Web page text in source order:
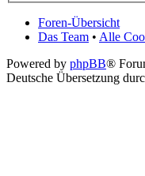
Foren-Übersicht
Das Team • Alle
Powered by phpBB®
Deutsche Übersetzung